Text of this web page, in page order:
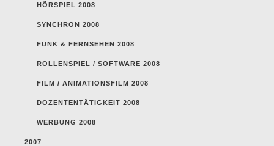
HÖRSPIEL 2008
SYNCHRON 2008
FUNK & FERNSEHEN 2008
ROLLENSPIEL / SOFTWARE 2008
FILM / ANIMATIONSFILM 2008
DOZENTENTÄTIGKEIT 2008
WERBUNG 2008
2007